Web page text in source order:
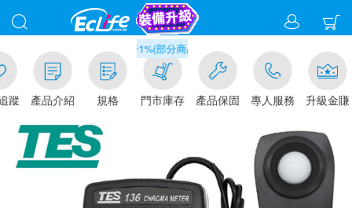
蹤 產品介紹 規格
滿千元門市取貨現折1%(部分商品不適用)-請點我看
門市庫存 產品保固 專人服務 升級金賺